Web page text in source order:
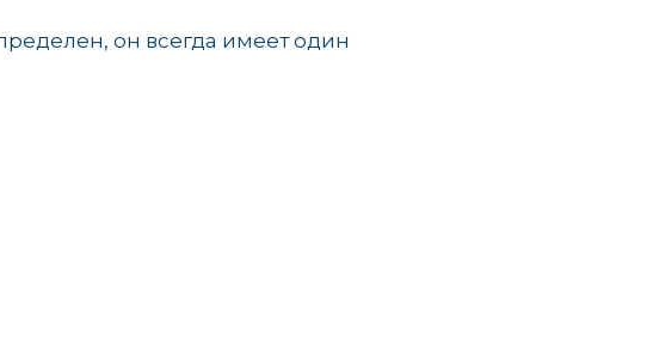
он всегда имеет один